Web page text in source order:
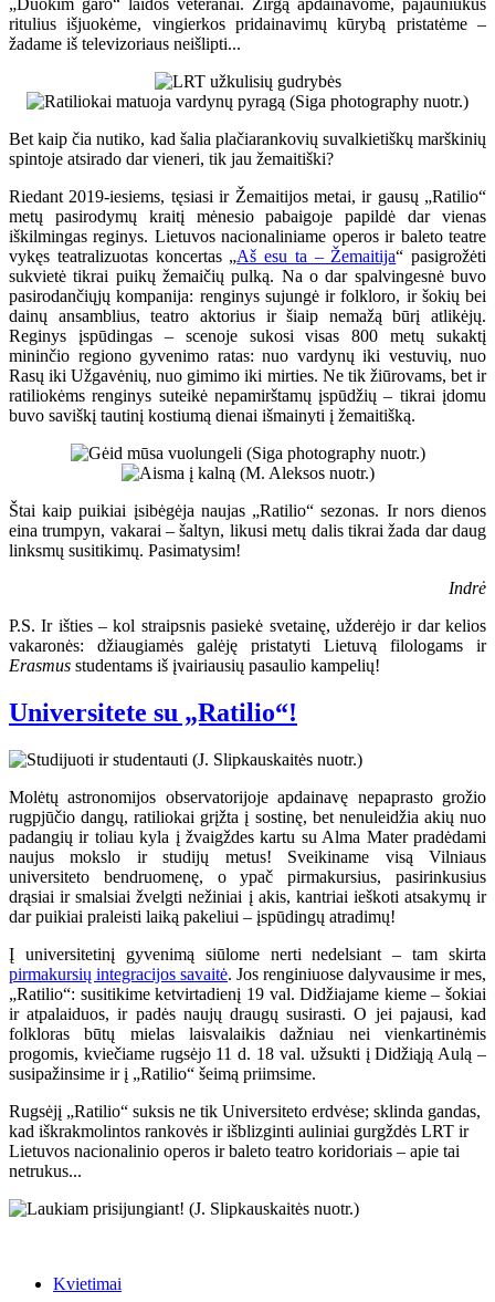
„Duokim garo“ laidos veteranai. Žirgą apdainavome, pajauniukus
ritulius išjuokėme, vingierkos pridainavimų kūrybą pristatėme –
žadame iš televizoriaus neišlipti...
Bet kaip čia nutiko, kad šalia plačiarankovių suvalkietiškų marškinių
spintoje atsirado dar vieneri, tik jau žemaitiški?
Riedant 2019-iesiems, tęsiasi ir Žemaitijos metai, ir gausų „Ratilio“
metų pasirodymų kraitį mėnesio pabaigoje papildė dar vienas
iškilmingas reginys. Lietuvos nacionaliniame operos ir baleto teatre
vykęs teatralizuotas koncertas „Aš esu ta – Žemaitija“ pasigrožėti
sukvietė tikrai puikų žemaičių pulką. Na o dar spalvingesnė buvo
pasirodančiųjų kompanija: renginys sujungė ir folkloro, ir šokių bei
dainų ansamblius, teatro aktorius ir šiaip nemažą būrį atlikėjų.
Reginys įspūdingas – scenoje sukosi visas 800 metų sukaktį
mininčio regiono gyvenimo ratas: nuo vardynų iki vestuvių, nuo
Rasų iki Užgavėnių, nuo gimimo iki mirties. Ne tik žiūrovams, bet ir
ratiliokėms renginys suteikė nepamirštamų įspūdžių – tikrai įdomu
buvo saviškį tautinį kostiumą dienai išmainyti į žemaitišką.
Štai kaip puikiai įsibėgėja naujas „Ratilio“ sezonas. Ir nors dienos
eina trumpyn, vakarai – šaltyn, likusi metų dalis tikrai žada dar daug
linksmų susitikimų. Pasimatysim!
Indrė
P.S. Ir išties – kol straipsnis pasiekė svetainę, užderėjo ir dar kelios
vakaronės: džiaugiamės galėję pristatyti Lietuvą filologams ir
Erasmus studentams iš įvairiausių pasaulio kampelių!
Universitete su „Ratilio“!
Molėtų astronomijos observatorijoje apdainavę nepaprasto grožio
rugpjūčio dangų, ratiliokai grįžta į sostinę, bet nenuleidžia akių nuo
padangių ir toliau kyla į žvaigždes kartu su Alma Mater pradėdami
naujus mokslo ir studijų metus! Sveikiname visą Vilniaus
universiteto bendruomenę, o ypač pirmakursius, pasirinkusius
drąsiai ir smalsiai žvelgti nežiniai į akis, kantriai ieškoti atsakymų ir
dar puikiai praleisti laiką pakeliui – įspūdingų atradimų!
Į universitetinį gyvenimą siūlome nerti nedelsiant – tam skirta
pirmakursių integracijos savaitė. Jos renginiuose dalyvausime ir mes,
„Ratilio“: susitikime ketvirtadienį 19 val. Didžiajame kieme – šokiai
ir atpalaiduos, ir padės naujų draugų susirasti. O jei pajausi, kad
folkloras būtų mielas laisvalaikis dažniau nei vienkartinėmis
progomis, kviečiame rugsėjo 11 d. 18 val. užsukti į Didžiąją Aulą –
susipažinsime ir į „Ratilio“ šeimą priimsime.
Rugsėjį „Ratilio“ suksis ne tik Universiteto erdvėse; sklinda gandas,
kad iškrakmolintos rankovės ir išblizginti auliniai gurgždės LRT ir
Lietuvos nacionalinio operos ir baleto teatro koridoriais – apie tai
netrukus...
Kvietimai